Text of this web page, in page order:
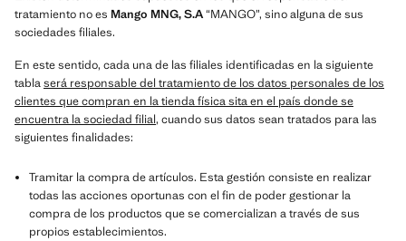
tratamiento no es Mango MNG, S.A“MANGO”, sino alguna de sus
sociedades filiales.
En este sentido, cada una de las filiales identificadas en la siguiente
tablaserá responsable del tratamiento de los datos personales de los
clientes que compran en la tienda física sita en el país donde se
encuentra la sociedad filial, cuando sus datos sean tratados para las
siguientes finalidades:
Tramitar la compra de artículos. Esta gestión consiste en realizar
todas las acciones oportunas con el fin de poder gestionar la
compra de los productos que se comercializan a través de sus
propios establecimientos.